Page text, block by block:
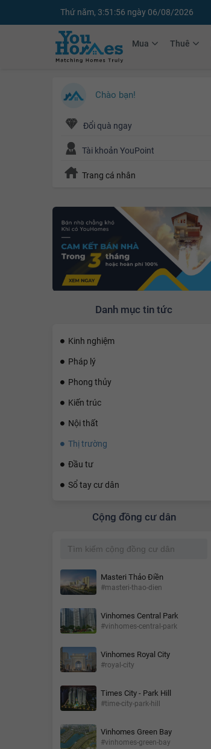
Thứ năm, 3:51:58 ngày 06/08/2026
Mua Thuê
Chào bạn!
Đổi quà ngay
Tài khoản YouPoint
Trang cá nhân
Danh mục tin tức
Kinh nghiệm
Pháp lý
Phong thủy
Kiến trúc
Nội thất
Thị trường
Đầu tư
Sổ tay cư dân
Cộng đồng cư dân
Masteri Thảo Điền
#masteri-thao-dien
Vinhomes Central Park
#vinhomes-central-park
Vinhomes Royal City
#royal-city
Times City - Park Hill
#time-city-park-hill
Vinhomes Green Bay
#vinhomes-green-bay